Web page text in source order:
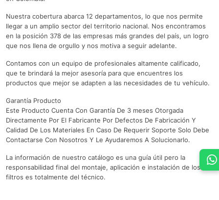
Nuestra cobertura abarca 12 departamentos, lo que nos permite
llegar a un amplio sector del territorio nacional. Nos encontramos
en la posición 378 de las empresas más grandes del país, un logro
que nos llena de orgullo y nos motiva a seguir adelante.
Contamos con un equipo de profesionales altamente calificado,
que te brindará la mejor asesoría para que encuentres los
productos que mejor se adapten a las necesidades de tu vehículo.
Garantía Producto
Este Producto Cuenta Con Garantía De 3 meses Otorgada
Directamente Por El Fabricante Por Defectos De Fabricación Y
Calidad De Los Materiales En Caso De Requerir Soporte Solo Debe
Contactarse Con Nosotros Y Le Ayudaremos A Solucionarlo.
La información de nuestro catálogo es una guía útil pero la
responsabilidad final del montaje, aplicación e instalación de los
filtros es totalmente del técnico.